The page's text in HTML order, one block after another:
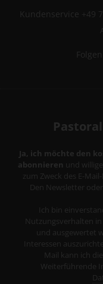
Kundenservice +49
Ja, ich möchte den
abonnieren und
zum Zweck des E-
Den Newsletter
Ich bin
Nutzungsverhalten
und ausgewertet
Interessen
Mail kann ich
Weiterführende